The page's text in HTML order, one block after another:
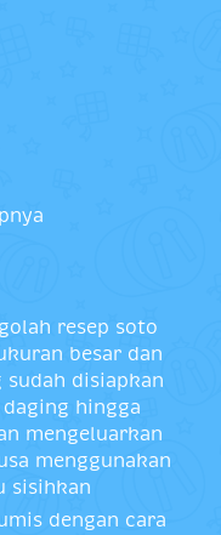
resep soto
besar dan
sudah disiapkan
daging hingga
mengeluarkan
menggunakan
sisihkan
dengan cara